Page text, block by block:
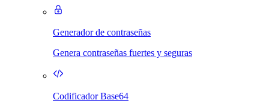
Generador de contraseñas
Genera contraseñas fuertes y seguras
Codificador Base64